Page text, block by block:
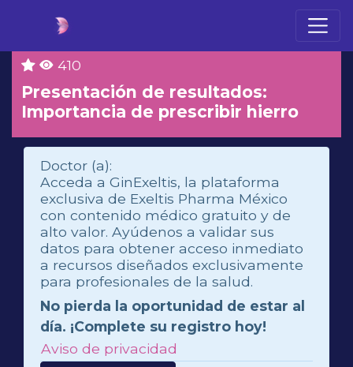
410
Presentación de resultados:
Importancia de prescribir hierro
Doctor (a):
Acceda a GinExeltis, la plataforma
exclusiva de Exeltis Pharma México
con contenido médico gratuito y de
alto valor. Ayúdenos a validar sus
datos para obtener acceso inmediato
a recursos diseñados exclusivamente
para profesionales de la salud.
No pierda la oportunidad de estar al
día. ¡Complete su registro hoy!
Aviso de privacidad